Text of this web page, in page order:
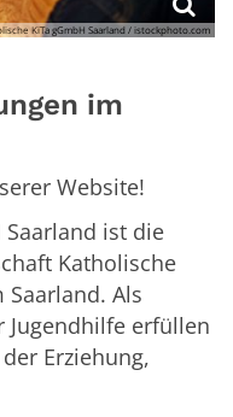
KiTa gGmbH Saarland / istockphoto.com
im
Website!
Saarland ist die
Katholische
Als
Jugendhilfe erfüllen
Erziehung,